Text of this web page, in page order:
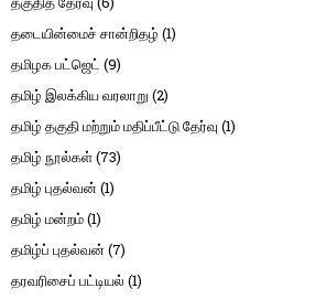
தடையின்மைச் சான்றிதழ் (1)
தமிழக பட்ஜெட் (9)
தமிழ் இலக்கிய வரலாறு (2)
தமிழ் தகுதி மற்றும் மதிப்பீட்டு தேர்வு (1)
தமிழ் நூல்கள்(73)
தமிழ் புதல்வன் (1)
தமிழ் மன்றம்(1)
தமிழ்ப் புதல்வன் (7)
தரவரிசைப் பட்டியல் (1)